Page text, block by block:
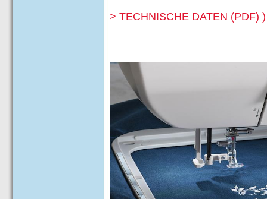
> TECHNISCHE DATEN (PDF)